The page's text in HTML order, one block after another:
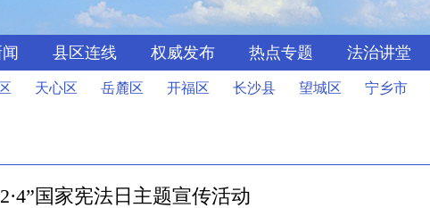
县区连线 权威发布 热点专题 法治讲堂
天心区 岳麓区 开福区 长沙县 望城区 宁乡市
国家宪法日主题宣传活动